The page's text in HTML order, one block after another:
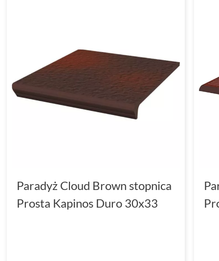
Paradyż Cloud Brown stopnica
Prosta Kapinos Duro 30x33